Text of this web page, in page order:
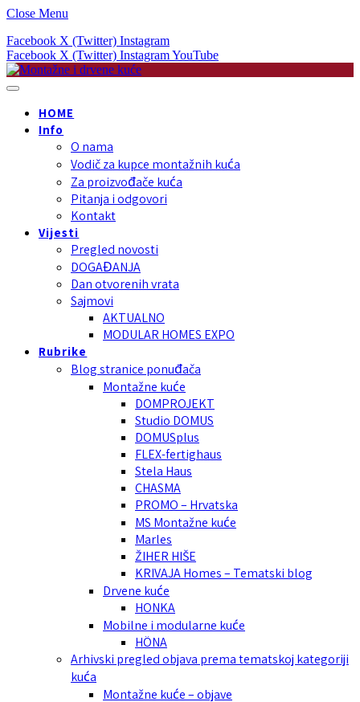
Close Menu
Facebook X (Twitter) Instagram
Facebook X (Twitter) InstagramYouTube
HOME
Info
O nama
Vodič za kupce montažnih kuća
Za proizvođače kuća
Pitanja i odgovori
Kontakt
Vijesti
Pregled novosti
DOGAĐANJA
Dan otvorenih vrata
Sajmovi
AKTUALNO
MODULAR HOMES EXPO
Rubrike
Blog stranice ponuđača
Montažne kuće
DOMPROJEKT
Studio DOMUS
DOMUSplus
FLEX-fertighaus
Stela Haus
CHASMA
PROMO – Hrvatska
MS Montažne kuće
Marles
ŽIHER HIŠE
KRIVAJA Homes – Tematski blog
Drvene kuće
HONKA
Mobilne i modularne kuće
HÖNA
Arhivski pregled objava prema tematskoj kategoriji
kuća
Montažne kuće – objave